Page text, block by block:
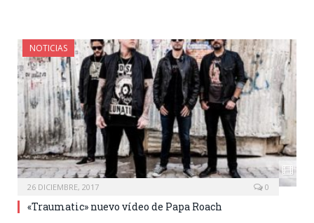
NOTICIAS
26 DICIEMBRE, 2017 0
«Traumatic» nuevo vídeo de Papa Roach